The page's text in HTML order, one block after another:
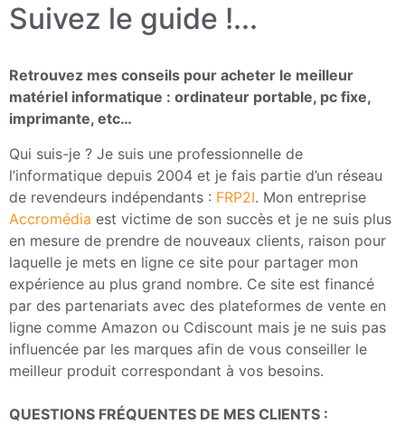
Suivez le guide !...
Retrouvez mes conseils pour acheter le meilleur
matériel informatique : ordinateur portable, pc fixe,
imprimante, etc…
Qui suis-je ? Je suis une professionnelle de
l’informatique depuis 2004 et je fais partie d’un réseau
de revendeurs indépendants : FRP2I. Mon entreprise
Accromédia est victime de son succès et je ne suis plus
en mesure de prendre de nouveaux clients, raison pour
laquelle je mets en ligne ce site pour partager mon
expérience au plus grand nombre. Ce site est financé
par des partenariats avec des plateformes de vente en
ligne comme Amazon ou Cdiscount mais je ne suis pas
influencée par les marques afin de vous conseiller le
meilleur produit correspondant à vos besoins.
QUESTIONS FRÉQUENTES DE MES CLIENTS :